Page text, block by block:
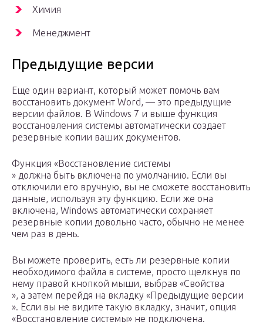
Химия
Менеджмент
Предыдущие версии
Еще один вариант, который может помочь вам
восстановить документ Word, — это предыдущие
версии файлов. В Windows 7 и выше функция
восстановления системы автоматически создает
резервные копии ваших документов.
Функция «Восстановление системы
» должна быть включена по умолчанию. Если вы
отключили его вручную, вы не сможете восстановить
данные, используя эту функцию. Если же она
включена, Windows автоматически сохраняет
резервные копии довольно часто, обычно не менее
чем раз в день.
Вы можете проверить, есть ли резервные копии
необходимого файла в системе, просто щелкнув по
нему правой кнопкой мыши, выбрав «Свойства
», а затем перейдя на вкладку «Предыдущие версии
». Если вы не видите такую вкладку, значит, опция
«Восстановление системы» не подключена.